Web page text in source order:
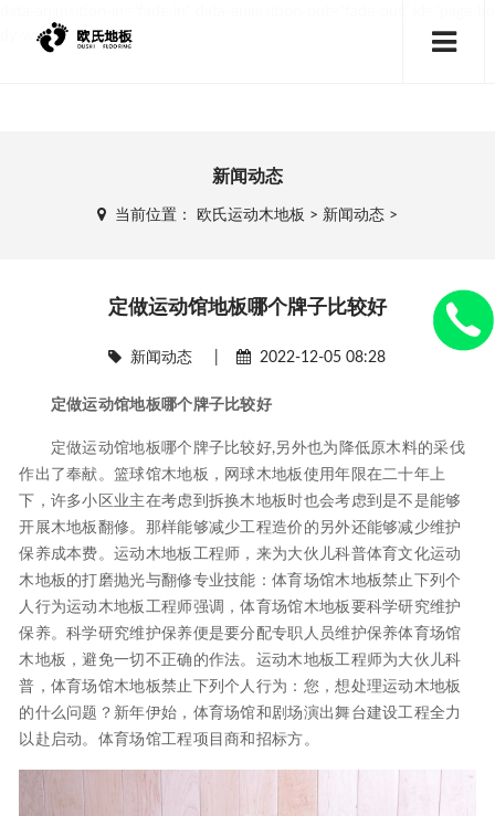
dy-wrap">
新闻动态
当前位置： 欧氏运动木地板 > 新闻动态 >
定做运动馆地板哪个牌子比较好
新闻动态 2022-12-05 08:28
定做运动馆地板哪个牌子比较好
定做运动馆地板哪个牌子比较好,另外也为降低原木料的采伐
作出了奉献。篮球馆木地板，网球木地板使用年限在二十年上
下，许多小区业主在考虑到拆换木地板时也会考虑到是不是能够
开展木地板翻修。那样能够减少工程造价的另外还能够减少维护
保养成本费。运动木地板工程师，来为大伙儿科普体育文化运动
木地板的打磨抛光与翻修专业技能：体育场馆木地板禁止下列个
人行为运动木地板工程师强调，体育场馆木地板要科学研究维护
保养。科学研究维护保养便是要分配专职人员维护保养体育场馆
木地板，避免一切不正确的作法。运动木地板工程师为大伙儿科
普，体育场馆木地板禁止下列个人行为：您，想处理运动木地板
的什么问题？新年伊始，体育场馆和剧场演出舞台建设工程全力
以赴启动。体育场馆工程项目商和招标方。